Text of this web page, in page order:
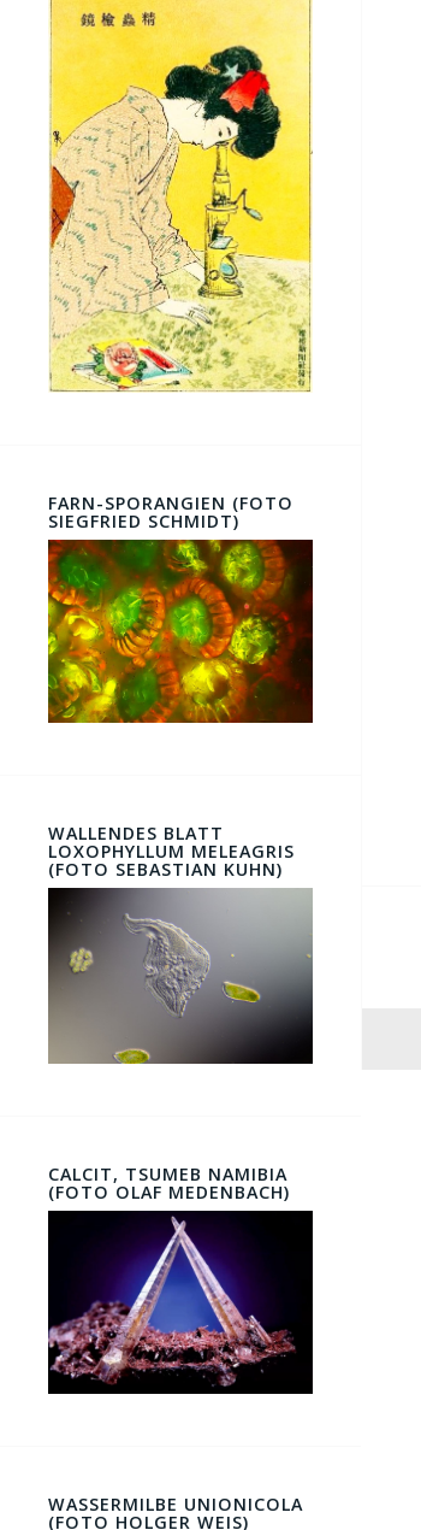
FARN-SPORANGIEN (FOTO
SIEGFRIED SCHMIDT)
WALLENDES BLATT
LOXOPHYLLUM MELEAGRIS
(FOTO SEBASTIAN KUHN)
CALCIT, TSUMEB NAMIBIA
(FOTO OLAF MEDENBACH)
WASSERMILBE UNIONICOLA
(FOTO HOLGER WEIS)